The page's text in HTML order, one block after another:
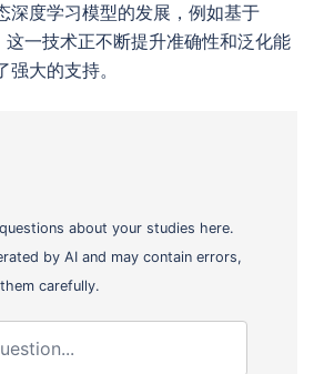
深度学习模型的发展，例如基于
一技术正不断提升准确性和泛化能
大的支持。
about your studies here.
by AI and may contain errors,
carefully.